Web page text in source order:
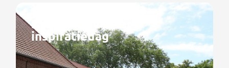
Succesvolle Livar
inspiratiedag